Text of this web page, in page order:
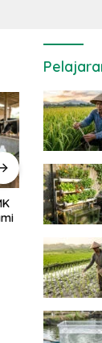
Pertanian